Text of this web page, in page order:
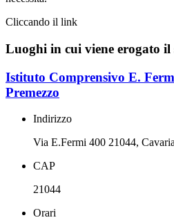
Cliccando il link
Luoghi in cui viene erogato il
Istituto Comprensivo E.
Premezzo
Indirizzo
Via E.Fermi 400 21044,
CAP
21044
Orari